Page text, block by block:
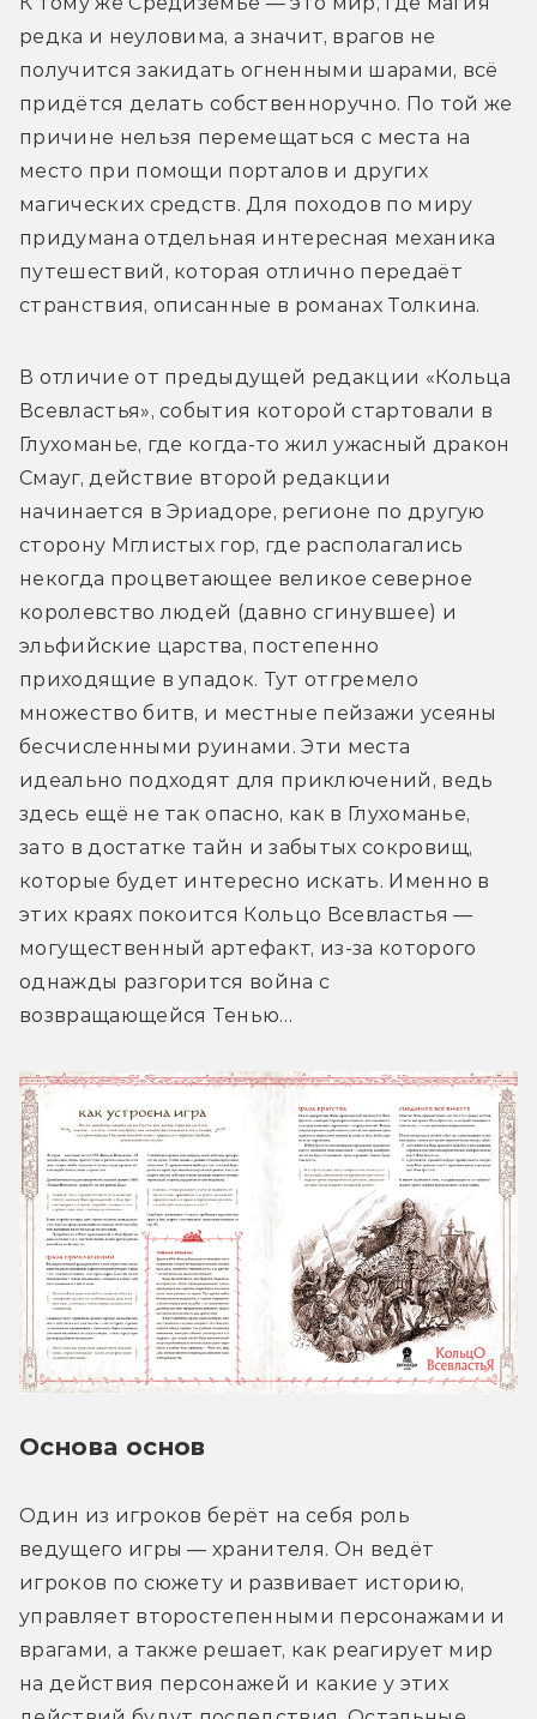
редка и неуловима, а значит, врагов не
получится закидать огненными шарами, всё
придётся делать собственноручно. По той же
причине нельзя перемещаться с места на
место при помощи порталов и других
магических средств. Для походов по миру
придумана отдельная интересная механика
путешествий, которая отлично передаёт
странствия, описанные в романах Толкина.
В отличие от предыдущей редакции «Кольца
Всевластья», события которой стартовали в
Глухоманье, где когда-то жил ужасный дракон
Смауг, действие второй редакции
начинается в Эриадоре, регионе по другую
сторону Мглистых гор, где располагались
некогда процветающее великое северное
королевство людей (давно сгинувшее) и
эльфийские царства, постепенно
приходящие в упадок. Тут отгремело
множество битв, и местные пейзажи усеяны
бесчисленными руинами. Эти места
идеально подходят для приключений, ведь
здесь ещё не так опасно, как в Глухоманье,
зато в достатке тайн и забытых сокровищ,
которые будет интересно искать. Именно в
этих краях покоится Кольцо Всевластья —
могущественный артефакт, из-за которого
однажды разгорится война с
возвращающейся Тенью…
Основа основ
Один из игроков берёт на себя роль
ведущего игры — хранителя. Он ведёт
игроков по сюжету и развивает историю,
управляет второстепенными персонажами и
врагами, а также решает, как реагирует мир
на действия персонажей и какие у этих